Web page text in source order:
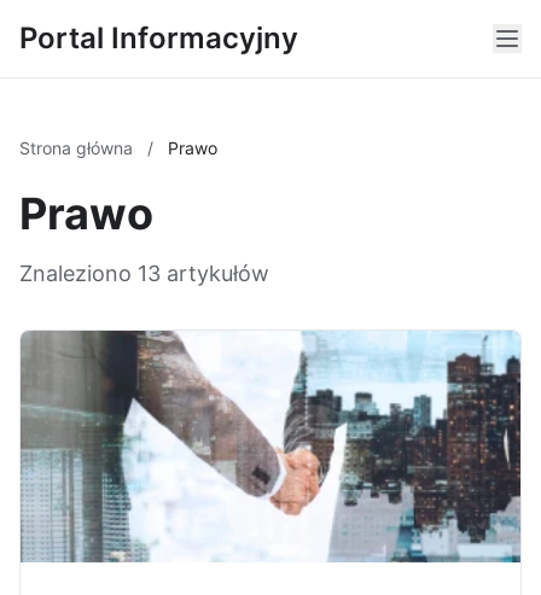
Portal Informacyjny
Strona główna / Prawo
Prawo
Znaleziono 13 artykułów